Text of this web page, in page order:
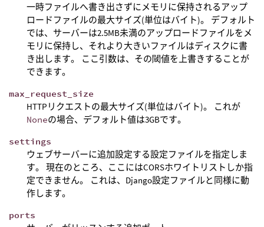
一時ファイルへ書き出さずにメモリに保持されるアップ
ロードファイルの最大サイズ(単位はバイト)。 デフォルト
では、サーバーは2.5MB未満のアップロードファイルをメ
モリに保持し、それより大きいファイルはディスクに書
き出します。 ここ引数は、その閾値を上書きすることが
できます。
max_request_size
HTTPリクエストの最大サイズ(単位はバイト)。 これが
Noneの場合、デフォルト値は3GBです。
settings
ウェブサーバーに追加設定する設定ファイルを指定しま
す。 現在のところ、ここにはCORSホワイトリストしか指
定できません。 これは、Django設定ファイルと同様に動
作します。
ports